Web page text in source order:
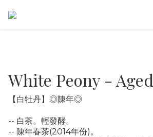
White Peony - Aged
【白牡丹】◎陳年◎
-- 白茶。輕發酵。
-- 陳年春茶(2014年份)。